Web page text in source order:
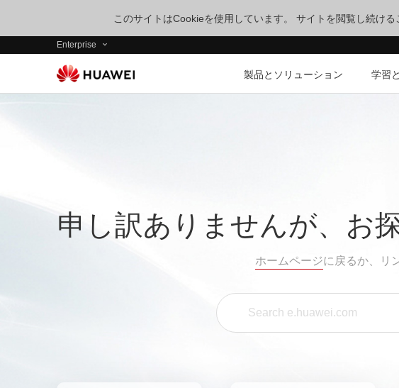
このサイトはCookieを使用しています。 サイトを閲覧し続け
Enterprise
製品とソリューション 学習
申し訳ありませんが、お
ホームページに戻るか、リ